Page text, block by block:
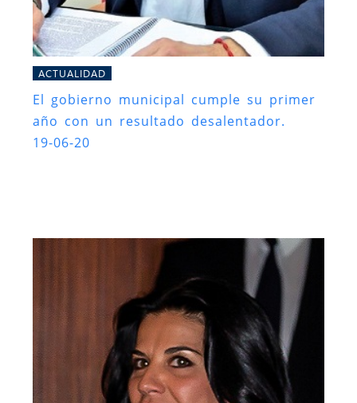
ACTUALIDAD
El gobierno municipal cumple su primer
año con un resultado desalentador.
19-06-20